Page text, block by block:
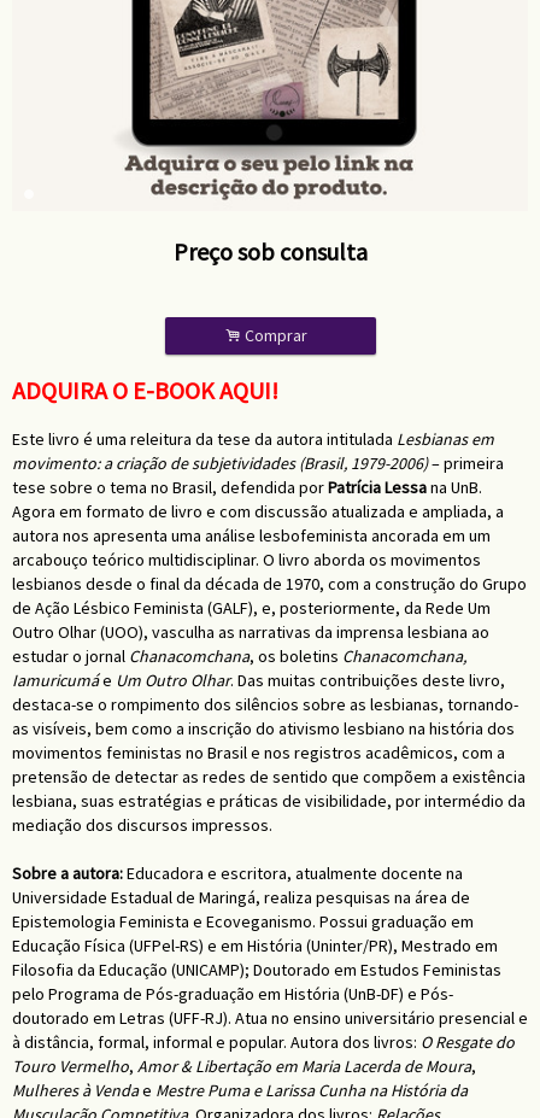
Preço sob consulta
. Comprar
ADQUIRA O E-BOOK AQUI!
Este livro é uma releitura da tese da autora intitulada Lesbianas em
movimento: a criação de subjetividades (Brasil, 1979-2006)– primeira
tese sobre o tema no Brasil, defendida porPatrícia Lessana UnB.
Agora em formato de livro e com discussão atualizada e ampliada, a
autora nos apresenta uma análise lesbofeminista ancorada em um
arcabouço teórico multidisciplinar. O livro aborda os movimentos
lesbianos desde o final da década de 1970, com a construção do Grupo
de Ação Lésbico Feminista (GALF), e, posteriormente, da Rede Um
Outro Olhar (UOO), vasculha as narrativas da imprensa lesbiana ao
estudar o jornal Chanacomchana, os boletins Chanacomchana,
Iamuricumáe Um Outro Olhar. Das muitas contribuições deste livro,
destaca-se o rompimento dos silêncios sobre as lesbianas, tornando-
as visíveis, bem como a inscrição do ativismo lesbiano na história dos
movimentos feministas no Brasil e nos registros acadêmicos, com a
pretensão de detectar as redes de sentido que compõem a existência
lesbiana, suas estratégias e práticas de visibilidade, por intermédio da
mediação dos discursos impressos.
Sobre a autora:Educadora e escritora, atualmente docente na
Universidade Estadual de Maringá, realiza pesquisas na área de
Epistemologia Feminista e Ecoveganismo. Possui graduação em
Educação Física (UFPel-RS) e em História (Uninter/PR), Mestrado em
Filosofia da Educação (UNICAMP); Doutorado em Estudos Feministas
pelo Programa de Pós-graduação em História (UnB-DF) e Pós-
doutorado em Letras (UFF-RJ). Atua no ensino universitário presencial e
à distância, formal, informal e popular. Autora dos livros: O Resgate do
Touro Vermelho, Amor & Libertação em Maria Lacerda de Moura,
Mulheres à Vendae Mestre Puma e Larissa Cunha na História da